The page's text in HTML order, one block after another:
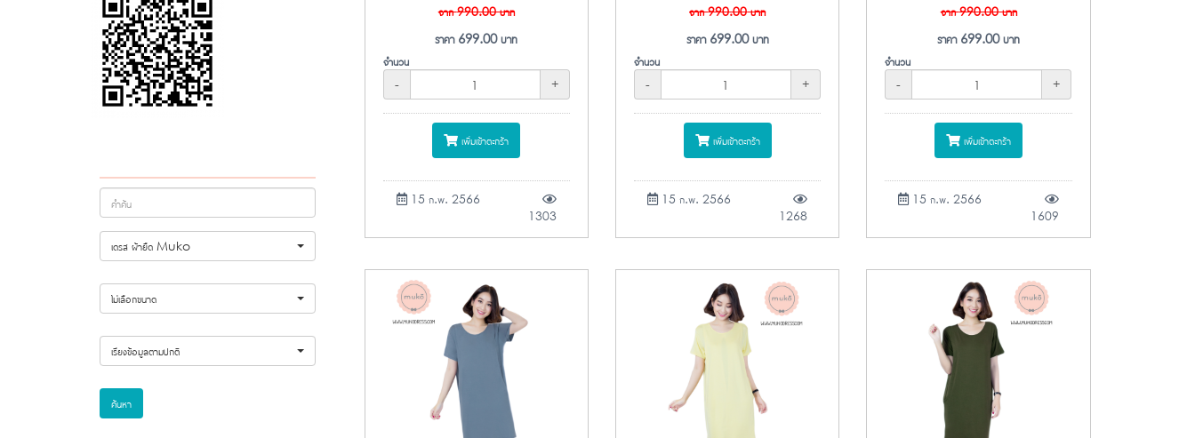
เดรส ผ้ายืด Muko
ไม่เลือกขนาด
เรียงข้อมูลตามปกติ
ค้นหา
จาก990.00บาท
ราคา 699.00บาท
จำนวน
-
+
เพิ่มเข้าตะกร้า
15 ก.พ. 2566
1303
จาก990.00บาท
ราคา 699.00บาท
จำนวน
-
+
เพิ่มเข้าตะกร้า
15 ก.พ. 2566
1268
จาก990.00บาท
ราคา 699.00บาท
จำนวน
-
+
เพิ่มเข้าตะกร้า
15 ก.พ. 2566
1609